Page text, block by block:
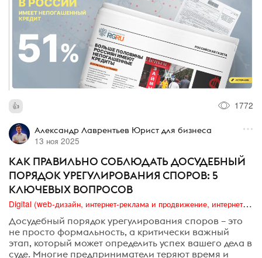
1772
Александр Лаврентьев Юрист для бизнеса
13 ноя 2025
КАК ПРАВИЛЬНО СОБЛЮДАТЬ ДОСУДЕБНЫЙ
ПОРЯДОК УРЕГУЛИРОВАНИЯ СПОРОВ: 5
КЛЮЧЕВЫХ ВОПРОСОВ
Digital (web-дизайн, интернет-реклама и продвижение, интернет-сообщества и блоги, интернет-коммуникации, мобильный маркетинг, реклама на цифровых экранах)
Досудебный порядок урегулирования споров – это
не просто формальность, а критически важный
этап, который может определить успех вашего дела в
суде. Многие предприниматели теряют время и